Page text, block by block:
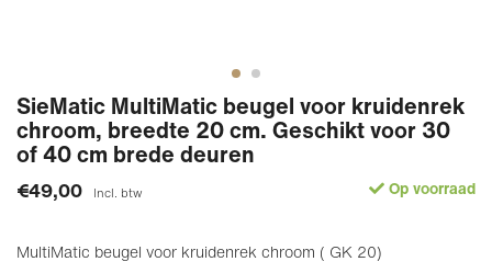
SieMatic MultiMatic beugel voor kruidenrek
chroom, breedte 20 cm. Geschikt voor 30
of 40 cm brede deuren
€49,00 Incl. btw Op voorraad
MultiMatic beugel voor kruidenrek chroom ( GK 20)